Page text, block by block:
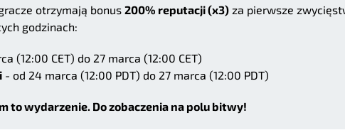
otrzymają bonus 200% reputacji (x3) za pierwsze
godzinach:
(12:00 CET) do 27 marca (12:00 CET)
- od 24 marca (12:00 PDT) do 27 marca (12:00 PDT)
to wydarzenie. Do zobaczenia na polu bitwy!